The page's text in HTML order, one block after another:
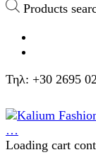
Products
Τηλ: +30 2695
…
Loading cart